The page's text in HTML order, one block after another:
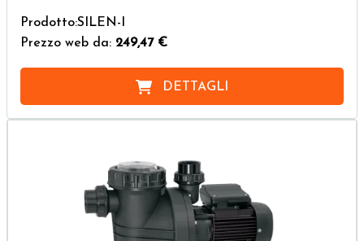
Prodotto:SILEN-I
Prezzo web da: 249,47 €
DETTAGLI